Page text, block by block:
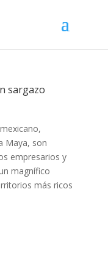
sargazo
Maya, son
empresarios y
magnífico
más ricos